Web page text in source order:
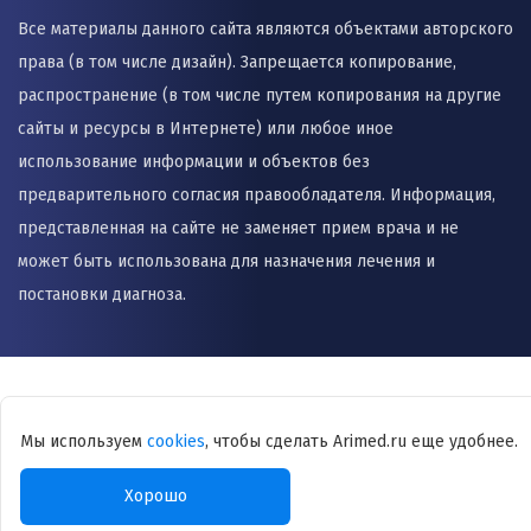
Все материалы данного сайта являются объектами авторского
права (в том числе дизайн). Запрещается копирование,
распространение (в том числе путем копирования на другие
сайты и ресурсы в Интернете) или любое иное
использование информации и объектов без
предварительного согласия правообладателя. Информация,
представленная на сайте не заменяет прием врача и не
может быть использована для назначения лечения и
постановки диагноза.
Мы используем cookies, чтобы сделать Arimed.ru еще удобнее.
Хорошо